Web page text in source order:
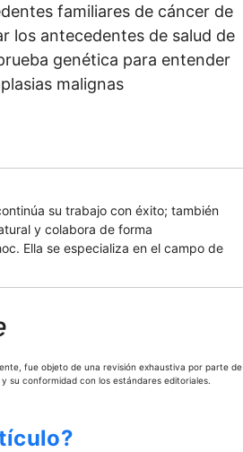
familiares de cáncer de
los antecedentes de salud de
genética para entender
malignas
su trabajo con éxito; también
y colabora de forma
Ella se especializa en el campo de
fue objeto de una revisión exhaustiva por parte de
su conformidad con los estándares editoriales.